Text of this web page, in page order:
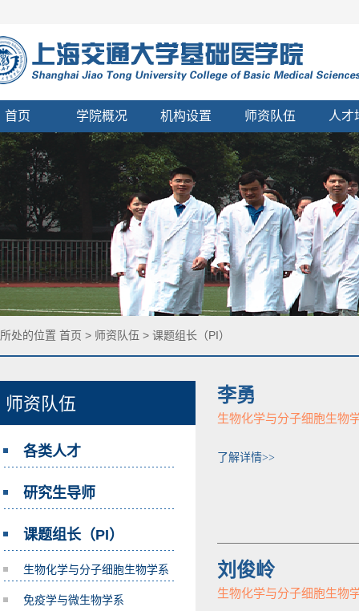
首页 学院概况 机构设置 师资队伍 人才
师资队伍
各类人才
研究生导师
课题组长（PI）
生物化学与分子细胞生物学系
免疫学与微生物学系
李勇
生物化学与分子细胞生物
了解详情>>
刘俊岭
生物化学与分子细胞生物
处的位置 首页 > 师资队伍 > 课题组长（PI）